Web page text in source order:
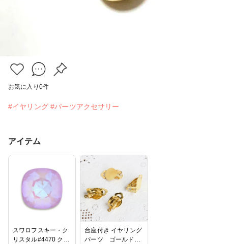
お気に入り 0件
#イヤリング #パーツアクセサリー
アイテム
スワロフスキー・ク
リスタル#4470 クリ
台座付き イヤリング
パーツ ゴールド